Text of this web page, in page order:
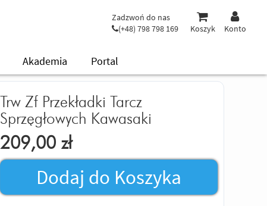
Zadzwoń do nas
(+48) 798 798 169
Koszyk Konto
Akademia Portal
Trw Zf Przekładki Tarcz
Sprzęgłowych Kawasaki
209,00 zł
Dodaj do Koszyka